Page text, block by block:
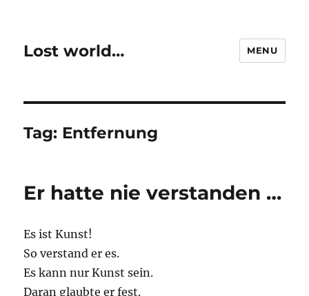
Lost world… MENU
Tag: Entfernung
Er hatte nie verstanden …
Es ist Kunst!
So verstand er es.
Es kann nur Kunst sein.
Daran glaubte er fest.